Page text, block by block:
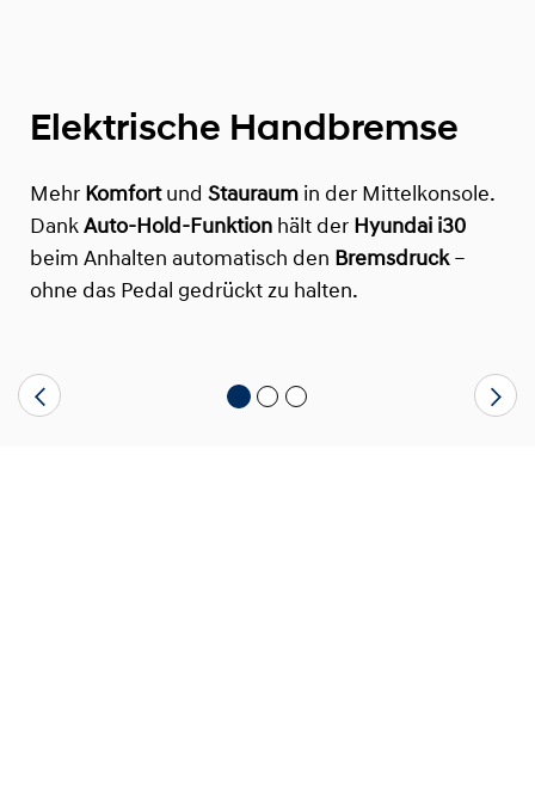
Elektrische Handbremse
Mehr Komfortund Stauraum in der Mittelkonsole.
Dank Auto-Hold-Funktion hält der Hyundai i30
beim Anhalten automatisch den Bremsdruck–
ohne das Pedal gedrückt zu halten.